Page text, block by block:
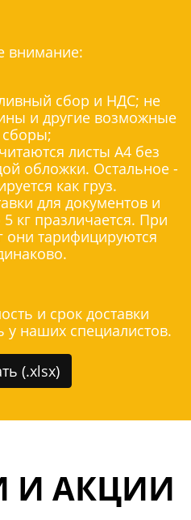
внимание:
сбор и НДС; не
и другие возможные
сборы;
листы А4 без
обложки. Остальное -
как груз.
для документов и
кг празличается. При
они тарифицируются
и срок доставки
у наших специалистов.
(.xlsx)
И АКЦИИ